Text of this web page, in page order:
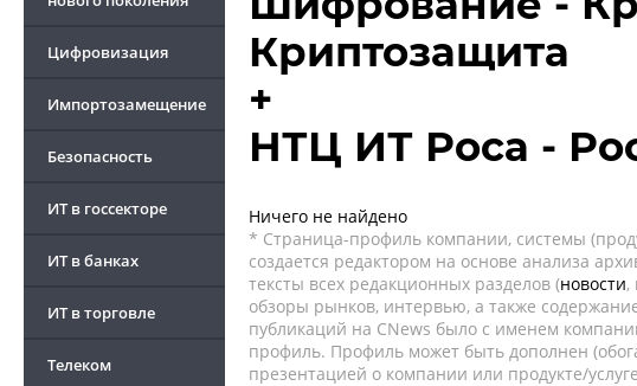
Цифровизация
Импортозамещение
Безопасность
ИТ в госсекторе
ИТ в банках
ИТ в торговле
Телеком
Криптозащита
+
НТЦ ИТ Роса -
Ничего не найдено
* Страница-профиль компании, системы
создается редактором на основе анализа
тексты всех редакционных разделов (новости,
обзоры рынков, интервью, а также
публикаций на CNews было с именем
профиль. Профиль может быть дополнен
презентацией о компании или продукте/